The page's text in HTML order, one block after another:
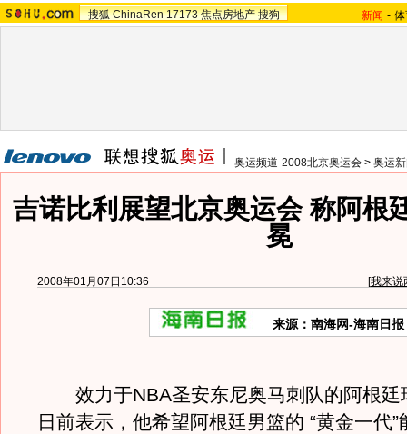
搜狐 ChinaRen 17173 焦点房地产 搜狗 新闻 -
奥运频道-2008北京奥运会 > 奥运
吉诺比利展望北京奥运会 称阿根
冕
2008年01月07日10:36 [我来说
来源：南海网-海南日报
效力于NBA圣安东尼奥马刺队的阿根廷
日前表示，他希望阿根廷男篮的 “黄金一代